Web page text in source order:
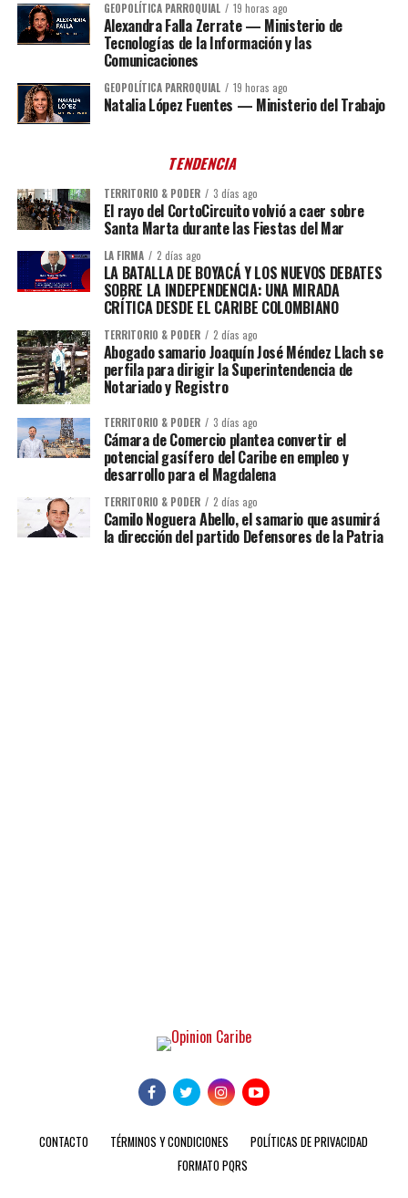
GEOPOLÍTICA PARROQUIAL 19 horas ago
Alexandra Falla Zerrate — Ministerio de
Tecnologías de la Información y las
Comunicaciones
GEOPOLÍTICA PARROQUIAL 19 horas ago
Natalia López Fuentes — Ministerio del Trabajo
TENDENCIA
TERRITORIO & PODER 3 días ago
El rayo del CortoCircuito volvió a caer sobre
Santa Marta durante las Fiestas del Mar
LA FIRMA 2 días ago
LA BATALLA DE BOYACÁ Y LOS NUEVOS DEBATES
SOBRE LA INDEPENDENCIA: UNA MIRADA
CRÍTICA DESDE EL CARIBE COLOMBIANO
TERRITORIO & PODER 2 días ago
Abogado samario Joaquín José Méndez Llach se
perfila para dirigir la Superintendencia de
Notariado y Registro
TERRITORIO & PODER 3 días ago
Cámara de Comercio plantea convertir el
potencial gasífero del Caribe en empleo y
desarrollo para el Magdalena
TERRITORIO & PODER 2 días ago
Camilo Noguera Abello, el samario que asumirá
la dirección del partido Defensores de la Patria
CONTACTO TÉRMINOS Y CONDICIONES
POLÍTICAS DE PRIVACIDAD
FORMATO PQRS